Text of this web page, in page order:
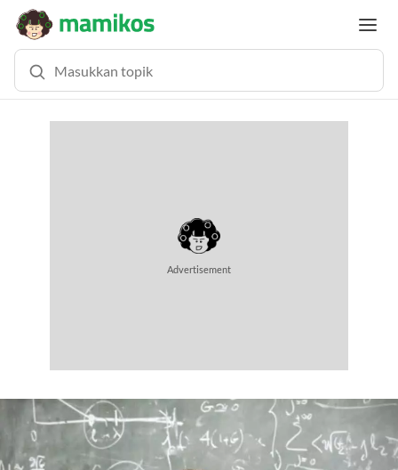
Advertisement